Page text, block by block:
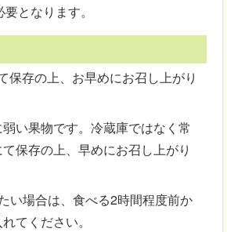
となります。
保存の上、お早めにお召し上がり
い果物です。冷蔵庫ではなく常
保存の上、早めにお召し上がり
い場合は、食べる2時間程度前か
てください。